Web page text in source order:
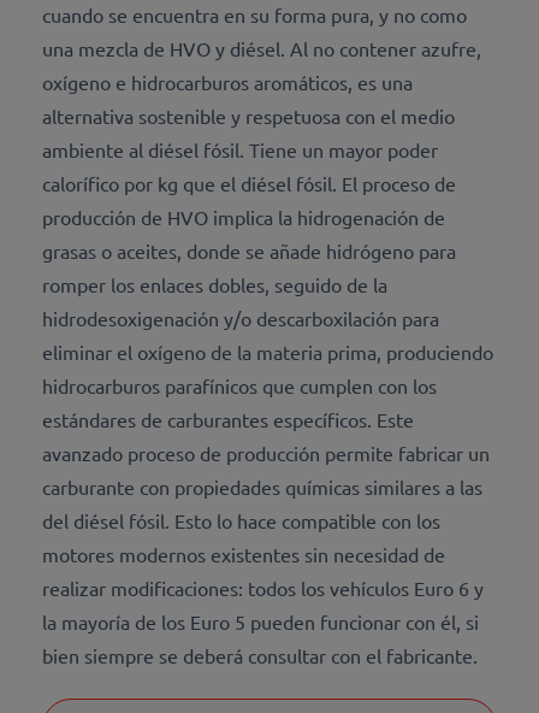
cuando se encuentra en su forma pura, y no como
una mezcla de HVO y diésel. Al no contener azufre,
oxígeno e hidrocarburos aromáticos, es una
alternativa sostenible y respetuosa con el medio
ambiente al diésel fósil. Tiene un mayor poder
calorífico por kg que el diésel fósil. El proceso de
producción de HVO implica la hidrogenación de
grasas o aceites, donde se añade hidrógeno para
romper los enlaces dobles, seguido de la
hidrodesoxigenación y/o descarboxilación para
eliminar el oxígeno de la materia prima, produciendo
hidrocarburos parafínicos que cumplen con los
estándares de carburantes específicos. Este
avanzado proceso de producción permite fabricar un
carburante con propiedades químicas similares a las
del diésel fósil. Esto lo hace compatible con los
motores modernos existentes sin necesidad de
realizar modificaciones: todos los vehículos Euro 6 y
la mayoría de los Euro 5 pueden funcionar con él, si
bien siempre se deberá consultar con el fabricante.